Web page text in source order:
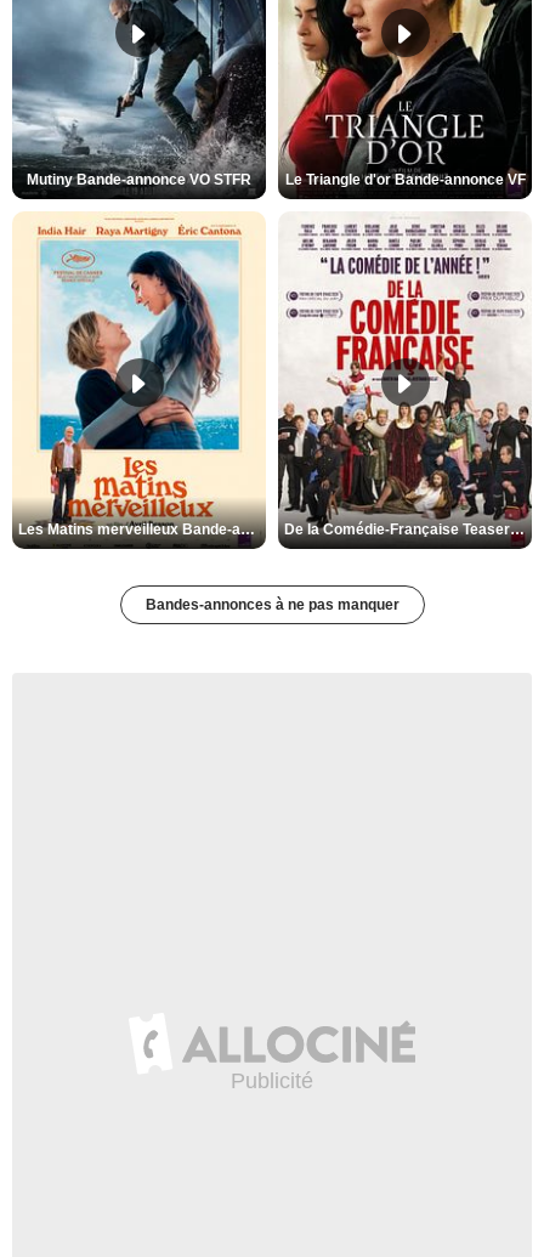
Mutiny Bande-annonce VO STFR Le Triangle d'or Bande-annonce VF
Les Matins merveilleux Bande-annonce VF De la Comédie-Française Teaser VF
Bandes-annonces à ne pas manquer